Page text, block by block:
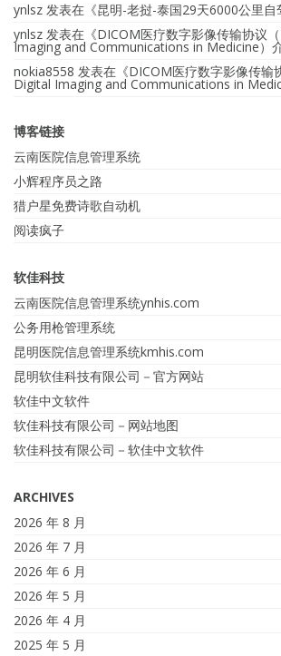
ynlsz 发表在《昆明-老挝-泰国29天6000公里自
ynlsz 发表在《DICOM医疗数字影像传输协议
Imaging and Communications in Medicine）
nokia8558 发表在《DICOM医疗数字影像传输
Digital Imaging and Communications in
博客链接
云南医院信息管理系统
小辉程序员之路
猎户星免费诗歌自动机
阅读疯子
软佳科技
云南医院信息管理系统ynhis.com
公务用枪管理系统
昆明医院信息管理系统kmhis.com
昆明软佳科技有限公司－官方网站
软佳中文软件
软佳科技有限公司－网站地图
软佳科技有限公司－软佳中文软件
ARCHIVES
2026 年 8 月
2026 年 7 月
2026 年 6 月
2026 年 5 月
2026 年 4 月
2025 年 5 月